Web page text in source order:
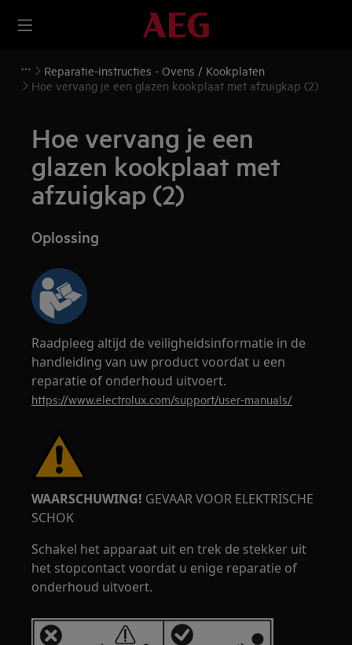
Reparatie-instructies - Ovens / Kookplaten
Hoe vervang je een glazen kookplaat met afzuigkap (2)
Hoe vervang je een
glazen kookplaat met
afzuigkap (2)
Oplossing
Raadpleeg altijd de veiligheidsinformatie in de
handleiding van uw product voordat u een
reparatie of onderhoud uitvoert.
https://www.electrolux.com/support/user-manuals/
WAARSCHUWING! GEVAAR VOOR ELEKTRISCHE
SCHOK
Schakel het apparaat uit en trek de stekker uit
het stopcontact voordat u enige reparatie of
onderhoud uitvoert.